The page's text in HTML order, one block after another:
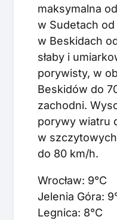
maksymalna
w Sudetach od
w Beskidach
słaby i
porywisty, w
Beskidów do
zachodni.
porywy wiatru
w
do 80 km/h.
Wrocław:
Jelenia
Legnica: 8°C